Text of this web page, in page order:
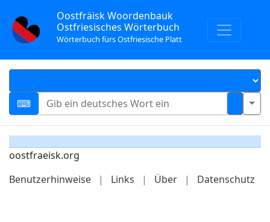
Oostfräisk Woordenbauk
Ostfriesisches Wörterbuch
Wörterbuch fürs Ostfriesische Platt
oostfraeisk.org
Benutzerhinweise
| Links | Über | Datenschutz